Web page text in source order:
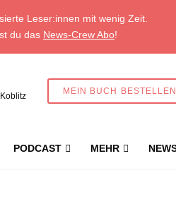
Leser:innen mit wenig Zeit.
du das News-Crew Abo!
MEIN BUCH BESTELLEN
PODCAST MEHR